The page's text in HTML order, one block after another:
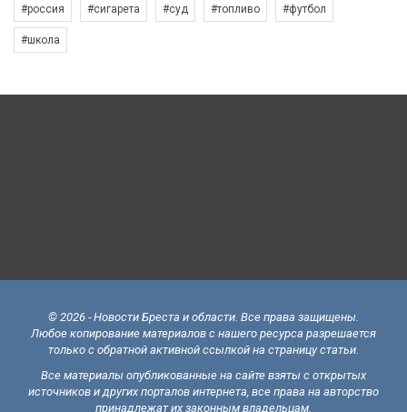
#россия #сигарета #суд #топливо #футбол
#школа
© 2026 - Новости Бреста и области. Все права защищены.
Любое копирование материалов с нашего ресурса разрешается
только с обратной активной ссылкой на страницу статьи.
Все материалы опубликованные на сайте взяты с открытых
источников и других порталов интернета, все права на авторство
принадлежат их законным владельцам.